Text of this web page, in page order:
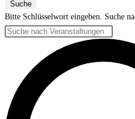
Suche
Bitte Schlüsselwort eingeben. Suche